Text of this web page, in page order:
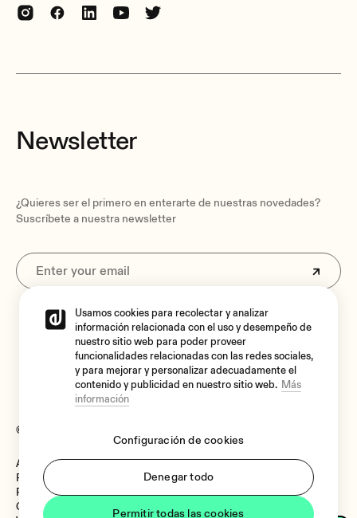
Newsletter
¿Quieres ser el primero en enterarte de nuestras novedades?
Suscríbete a nuestra newsletter
Al suscribirte aceptas nuestraPolítica de privacidad.
© 2026 Ecler
Aviso legal
Política de cookies
Política de Privacidad
Canal de Denuncias
Language:
Usamos cookies para recolectar y analizar
información relacionada con el uso y desempeño de
nuestro sitio web para poder proveer
funcionalidades relacionadas con las redes sociales,
y para mejorar y personalizar adecuadamente el
contenido y publicidad en nuestro sitio web. Más
información
Configuración de cookies
Denegar todo
Permitir todas las cookies